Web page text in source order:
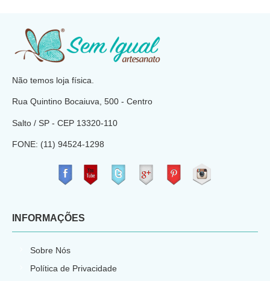
Não temos loja física.
Rua Quintino Bocaiuva, 500 - Centro
Salto / SP - CEP 13320-110
FONE: (11) 94524-1298
INFORMAÇÕES
Sobre Nós
Política de Privacidade